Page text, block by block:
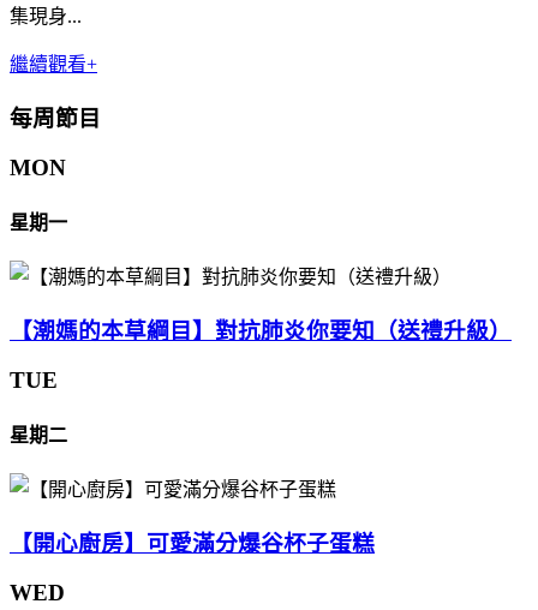
集現身...
繼續觀看+
每周節目
MON
星期一
【潮媽的本草綱目】對抗肺炎你要知（送禮升級）
TUE
星期二
【開心廚房】可愛滿分爆谷杯子蛋糕
WED